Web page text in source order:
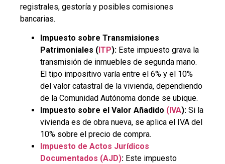
registrales, gestoría y posibles comisiones
bancarias.
Impuesto sobre Transmisiones
Patrimoniales (ITP): Este impuesto grava la
transmisión de inmuebles de segunda mano.
El tipo impositivo varía entre el 6% y el 10%
del valor catastral de la vivienda, dependiendo
de la Comunidad Autónoma donde se ubique.
Impuesto sobre el Valor Añadido (IVA): Si la
vivienda es de obra nueva, se aplica el IVA del
10% sobre el precio de compra.
Impuesto de Actos Jurídicos
Documentados (AJD): Este impuesto